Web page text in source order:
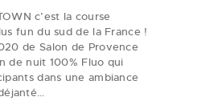
c’est la course
fun du sud de la France !
de Salon de Provence
de nuit 100% Fluo qui
dans une ambiance